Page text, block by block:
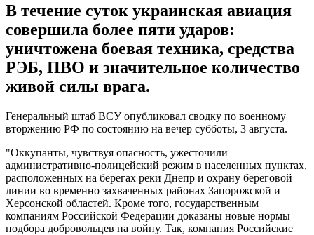
В течение суток украинская авиация
совершила более пяти ударов:
уничтожена боевая техника, средства
РЭБ, ПВО и значительное количество
живой силы врага.
Генеральный штаб ВСУ опубликовал сводку по военному
вторжению РФ по состоянию на вечер субботы, 3 августа.
"Оккупанты, чувствуя опасность, ужесточили
административно-полицейский режим в населенных пунктах,
расположенных на берегах реки Днепр и охрану береговой
линии во временно захваченных районах Запорожской и
Херсонской областей. Кроме того, государственным
компаниям Российской Федерации доказаны новые нормы
подбора добровольцев на войну. Так, компания Российские